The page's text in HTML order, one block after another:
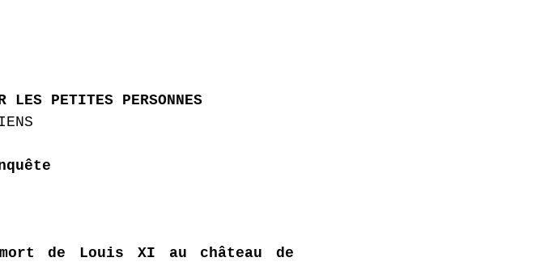
PETITES PERSONNES
de Louis XI au château de